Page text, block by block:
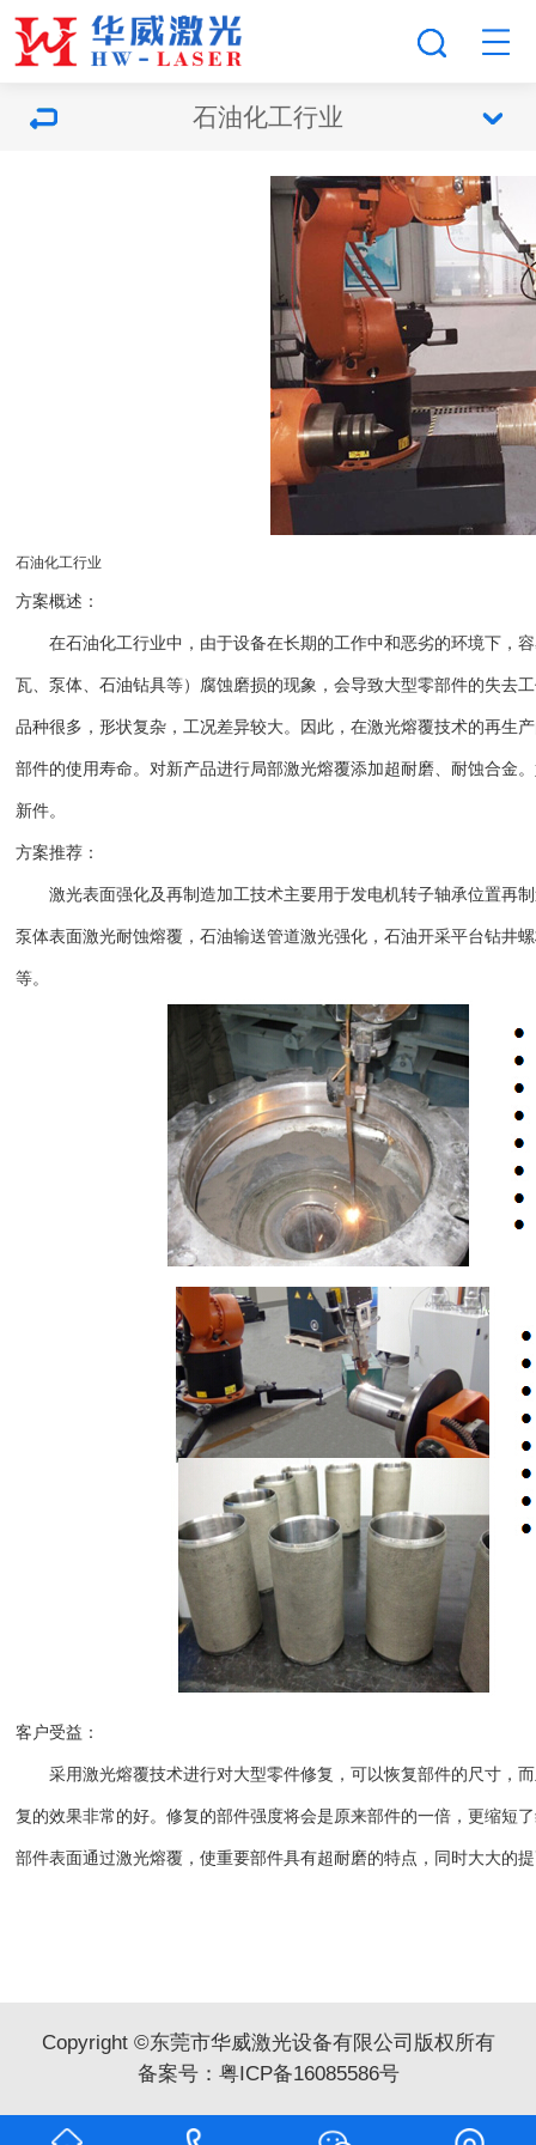
石油化工行业
石油化工行业
方案概述：
在石油化工行业中，由于设备在长期的工作中和恶劣的环境下，
瓦、泵体、石油钻具等）腐蚀磨损的现象，会导致大型零部件的失去
品种很多，形状复杂，工况差异较大。因此，在激光熔覆技术的再生
部件的使用寿命。对新产品进行局部激光熔覆添加超耐磨、耐蚀合金
新件。
方案推荐：
激光表面强化及再制造加工技术主要用于发电机转子轴承位置再
泵体表面激光耐蚀熔覆，石油输送管道激光强化，石油开采平台钻井
等。
客户受益：
采用激光熔覆技术进行对大型零件修复，可以恢复部件的尺寸，
复的效果非常的好。修复的部件强度将会是原来部件的一倍，更缩短
部件表面通过激光熔覆，使重要部件具有超耐磨的特点，同时大大的
Copyright ©东莞市华威激光设备有限公司版权所有
备案号： 粤ICP备16085586号